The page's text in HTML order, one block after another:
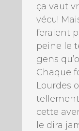
ça vaut
vécu!
feraient
peine le
gens
Chaque
Lourdes
cette
le dira